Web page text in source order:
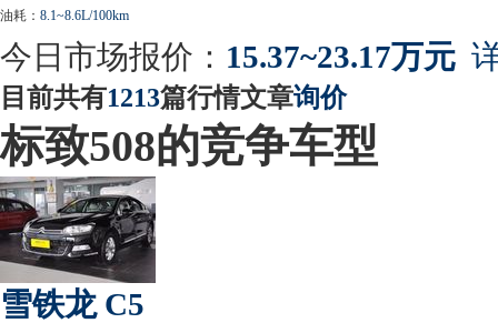
油耗： 8.1~8.6L/100km
今日市场报价： 15.37~23.17万元
目前共有1213篇行情文章询价
标致508的竞争车型
雪铁龙 C5